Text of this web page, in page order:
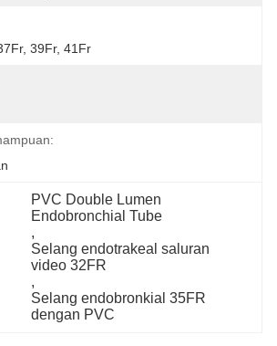
39Fr, 41Fr
PVC Double Lumen
Endobronchial Tube
,
Selang endotrakeal saluran
video 32FR
,
Selang endobronkial 35FR
dengan PVC